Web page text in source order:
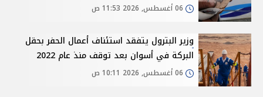
وزير البترول يتفقد استئناف أعمال الحفر بحقل
البركة في أسوان بعد توقف منذ عام 2022